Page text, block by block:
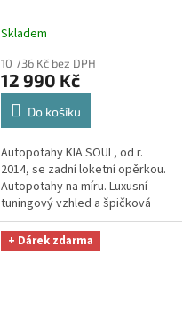
VELVET, béžové
úklid Smart Microfiber
zdarma v hodnotě 329,-Kč
Skladem
10 736 Kč bez DPH
12 990 Kč
Do košíku
Autopotahy KIA SOUL, od r.
2014, se zadní loketní opěrkou.
Autopotahy na míru. Luxusní
tuningový vzhled a špičková
ochrana čalounění. Profesionální
čalounické zpracování....
+ Dárek zdarma